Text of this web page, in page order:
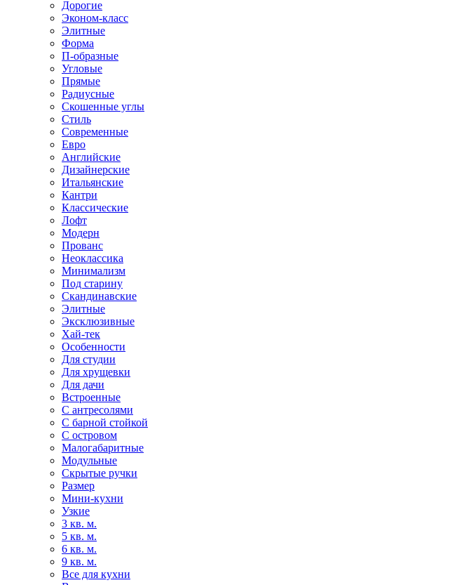
Дорогие
Эконом-класс
Элитные
Форма
П-образные
Угловые
Прямые
Радиусные
Скошенные углы
Стиль
Современные
Евро
Английские
Дизайнерские
Итальянские
Кантри
Классические
Лофт
Модерн
Прованс
Неоклассика
Минимализм
Под старину
Скандинавские
Элитные
Эксклюзивные
Хай-тек
Особенности
Для студии
Для хрущевки
Для дачи
Встроенные
С антресолями
С барной стойкой
С островом
Малогабаритные
Модульные
Скрытые ручки
Размер
Мини-кухни
Узкие
3 кв. м.
5 кв. м.
6 кв. м.
9 кв. м.
Все для кухни